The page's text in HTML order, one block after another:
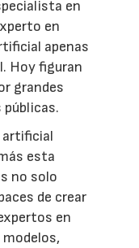
en
en
apenas
Hoy figuran
grandes
artificial
esta
no solo
de crear
en
modelos,